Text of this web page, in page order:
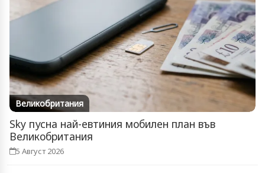
Великобритания
Sky пусна най-евтиния мобилен план във
Великобритания
5 Август 2026